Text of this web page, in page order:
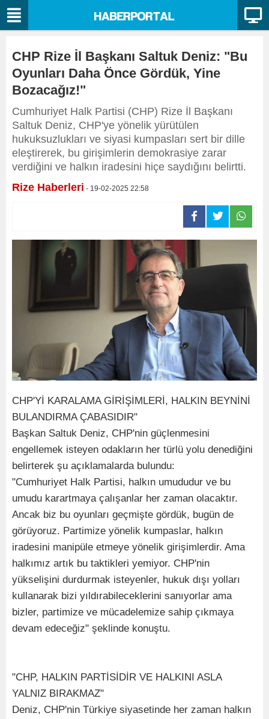
CHP Rize İl Başkanı Saltuk Deniz: "Bu
Oyunları Daha Önce Gördük, Yine
Bozacağız!"
Cumhuriyet Halk Partisi (CHP) Rize İl Başkanı
Saltuk Deniz, CHP'ye yönelik yürütülen
hukuksuzlukları ve siyasi kumpasları sert bir dille
eleştirerek, bu girişimlerin demokrasiye zarar
verdiğini ve halkın iradesini hiçe saydığını belirtti.
Rize Haberleri - 19-02-2025 22:58
CHP'Yİ KARALAMA GİRİŞİMLERİ, HALKIN BEYNİNİ
BULANDIRMA ÇABASIDIR"
Başkan Saltuk Deniz, CHP'nin güçlenmesini
engellemek isteyen odakların her türlü yolu denediğini
belirterek şu açıklamalarda bulundu:
"Cumhuriyet Halk Partisi, halkın umududur ve bu
umudu karartmaya çalışanlar her zaman olacaktır.
Ancak biz bu oyunları geçmişte gördük, bugün de
görüyoruz. Partimize yönelik kumpaslar, halkın
iradesini manipüle etmeye yönelik girişimlerdir. Ama
halkımız artık bu taktikleri yemiyor. CHP'nin
yükselişini durdurmak isteyenler, hukuk dışı yolları
kullanarak bizi yıldırabileceklerini sanıyorlar ama
bizler, partimize ve mücadelemize sahip çıkmaya
devam edeceğiz" şeklinde konuştu.
"CHP, HALKIN PARTİSİDİR VE HALKINI ASLA
YALNIZ BIRAKMAZ"
Deniz, CHP'nin Türkiye siyasetinde her zaman halkın